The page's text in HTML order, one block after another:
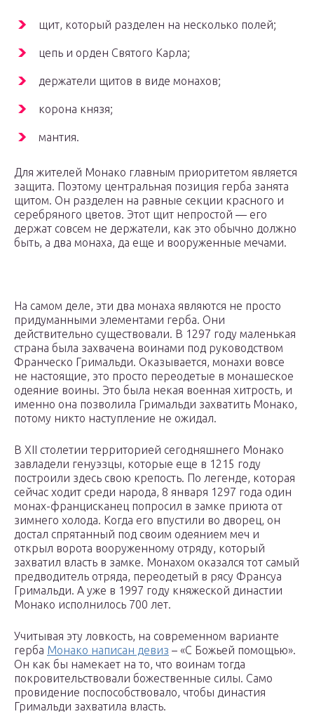
щит, который разделен на несколько полей;
цепь и орден Святого Карла;
держатели щитов в виде монахов;
корона князя;
мантия.
Для жителей Монако главным приоритетом является
защита. Поэтому центральная позиция герба занята
щитом. Он разделен на равные секции красного и
серебряного цветов. Этот щит непростой — его
держат совсем не держатели, как это обычно должно
быть, а два монаха, да еще и вооруженные мечами.
На самом деле, эти два монаха являются не просто
придуманными элементами герба. Они
действительно существовали. В 1297 году маленькая
страна была захвачена воинами под руководством
Франческо Гримальди. Оказывается, монахи вовсе
не настоящие, это просто переодетые в монашеское
одеяние воины. Это была некая военная хитрость, и
именно она позволила Гримальди захватить Монако,
потому никто наступление не ожидал.
В XII столетии территорией сегодняшнего Монако
завладели генуэзцы, которые еще в 1215 году
построили здесь свою крепость. По легенде, которая
сейчас ходит среди народа, 8 января 1297 года один
монах-францисканец попросил в замке приюта от
зимнего холода. Когда его впустили во дворец, он
достал спрятанный под своим одеянием меч и
открыл ворота вооруженному отряду, который
захватил власть в замке. Монахом оказался тот самый
предводитель отряда, переодетый в рясу Франсуа
Гримальди. А уже в 1997 году княжеской династии
Монако исполнилось 700 лет.
Учитывая эту ловкость, на современном варианте
герба Монако написан девиз – «С Божьей помощью».
Он как бы намекает на то, что воинам тогда
покровительствовали божественные силы. Само
провидение поспособствовало, чтобы династия
Гримальди захватила власть.